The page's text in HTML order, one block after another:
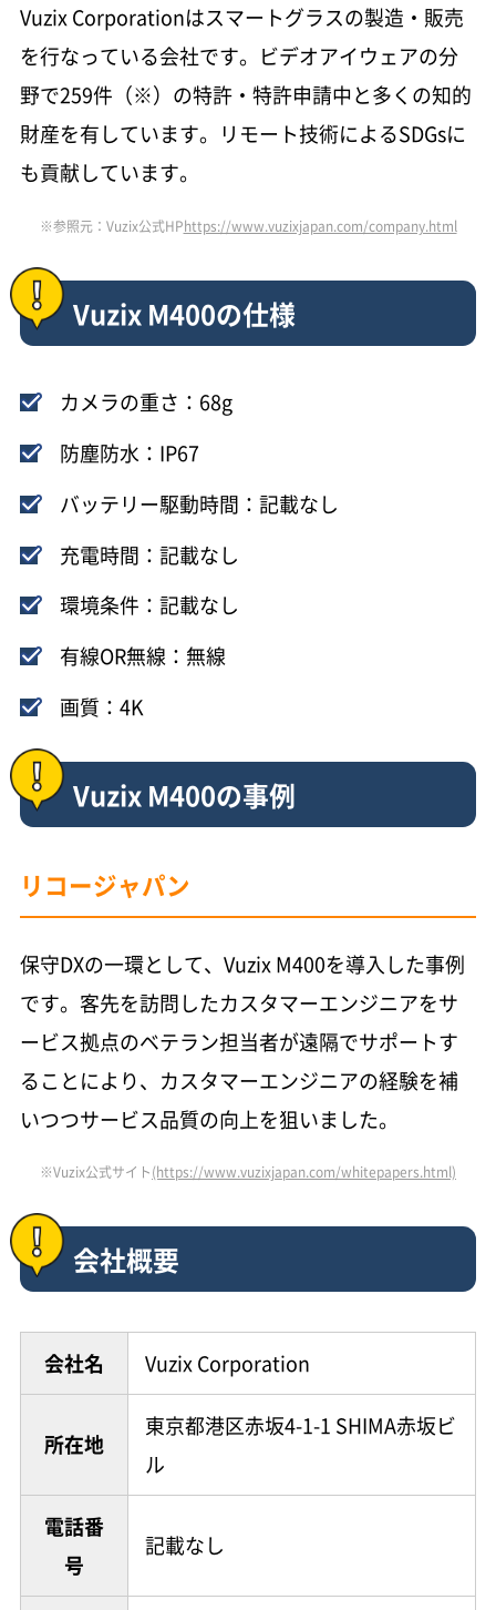
Vuzix Corporationはスマートグラスの製造・販売
を行なっている会社です。ビデオアイウェアの分
野で259件（※）の特許・特許申請中と多くの知的
財産を有しています。リモート技術によるSDGsに
も貢献しています。
※参照元：Vuzix公式HPhttps://www.vuzixjapan.com/company.html
Vuzix M400の仕様
カメラの重さ：68g
防塵防水：IP67
バッテリー駆動時間：記載なし
充電時間：記載なし
環境条件：記載なし
有線OR無線：無線
画質：4K
Vuzix M400の事例
リコージャパン
保守DXの一環として、Vuzix M400を導入した事例
です。客先を訪問したカスタマーエンジニアをサ
ービス拠点のベテラン担当者が遠隔でサポートす
ることにより、カスタマーエンジニアの経験を補
いつつサービス品質の向上を狙いました。
※Vuzix公式サイト(https://www.vuzixjapan.com/whitepapers.html)
会社概要
会社名 Vuzix Corporation
所在地
東京都港区赤坂4-1-1 SHIMA赤坂ビ
ル
電話番
号
記載なし